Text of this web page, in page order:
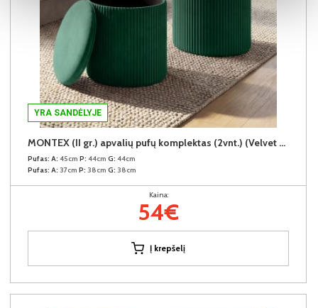
YRA SANDĖLYJE
MONTEX (II gr.) apvalių pufų komplektas (2vnt.) (Velvet #65 Žalias)
Pufas: A: 45cm P: 44cm G: 44cm
Pufas: A: 37cm P: 38cm G: 38cm
Kaina:
54€
Į krepšelį